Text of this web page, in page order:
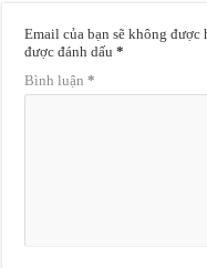
Email của bạn sẽ không được
được đánh dấu*
Bình luận*